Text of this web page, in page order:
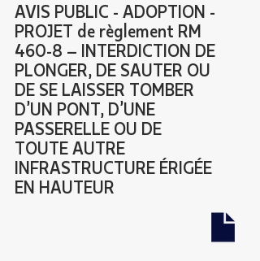
AVIS PUBLIC - ADOPTION -
PROJET de règlement RM
460-8 – INTERDICTION DE
PLONGER, DE SAUTER OU
DE SE LAISSER TOMBER
D’UN PONT, D’UNE
PASSERELLE OU DE
TOUTE AUTRE
INFRASTRUCTURE ÉRIGÉE
EN HAUTEUR